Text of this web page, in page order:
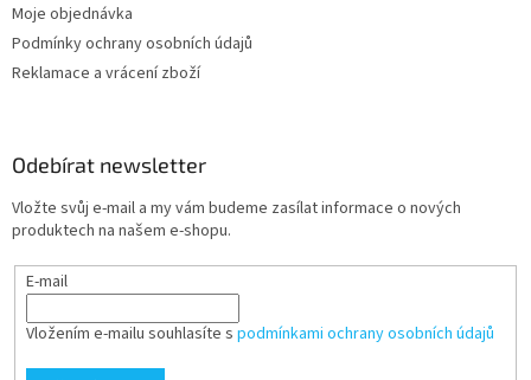
Moje objednávka
Podmínky ochrany osobních údajů
Reklamace a vrácení zboží
Odebírat newsletter
Vložte svůj e-mail a my vám budeme zasílat informace o nových
produktech na našem e-shopu.
E-mail
Vložením e-mailu souhlasíte s podmínkami ochrany osobních údajů